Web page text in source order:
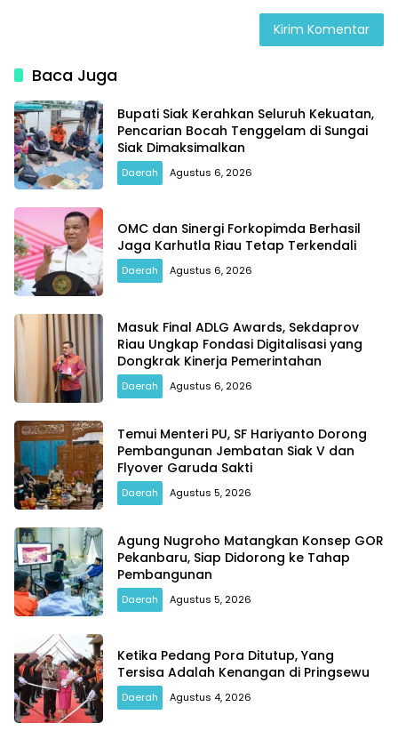
Baca Juga
Bupati Siak Kerahkan Seluruh Kekuatan,
Pencarian Bocah Tenggelam di Sungai
Siak Dimaksimalkan
Daerah Agustus 6, 2026
OMC dan Sinergi Forkopimda Berhasil
Jaga Karhutla Riau Tetap Terkendali
Daerah Agustus 6, 2026
Masuk Final ADLG Awards, Sekdaprov
Riau Ungkap Fondasi Digitalisasi yang
Dongkrak Kinerja Pemerintahan
Daerah Agustus 6, 2026
Temui Menteri PU, SF Hariyanto Dorong
Pembangunan Jembatan Siak V dan
Flyover Garuda Sakti
Daerah Agustus 5, 2026
Agung Nugroho Matangkan Konsep GOR
Pekanbaru, Siap Didorong ke Tahap
Pembangunan
Daerah Agustus 5, 2026
Ketika Pedang Pora Ditutup, Yang
Tersisa Adalah Kenangan di Pringsewu
Daerah Agustus 4, 2026